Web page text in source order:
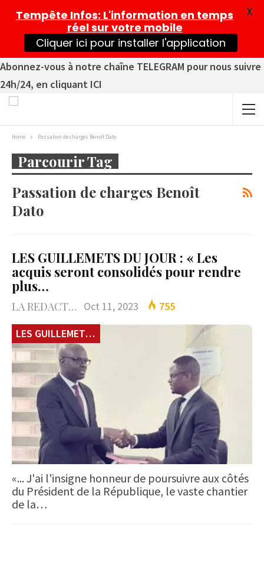
Abonnez-vous à notre chaîne TELEGRAM pour nous suivre
24h/24, en cliquant ICI
Home Passation de charges Benoît Dato
Parcourir Tag
Passation de charges Benoît
Dato
LES GUILLEMETS DU JOUR : « Les
acquis seront consolidés pour rendre
plus…
LA REDACTION Oct 11, 2023
755
LES GUILLEMETS DU JOUR
«... J'ai l'insigne honneur de poursuivre aux côtés
du Président de la République, le vaste chantier
de la…
Tempête Infos: L'information en temps
réel sur votre mobile
Cliquer ici pour installer l'application
X